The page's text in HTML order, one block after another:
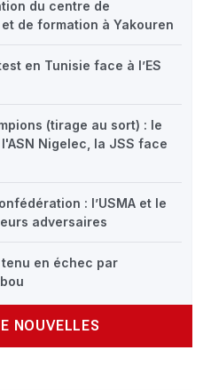
du centre de
de formation à Yakouren
en Tunisie face à l’ES
(tirage au sort) : le
Nigelec, la JSS face
: l’USMA et le
adversaires
tenu en échec par
NOUVELLES